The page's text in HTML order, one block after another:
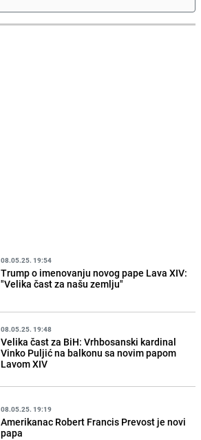
08.05.25. 19:54
Trump o imenovanju novog pape Lava XIV:
"Velika čast za našu zemlju"
08.05.25. 19:48
Velika čast za BiH: Vrhbosanski kardinal
Vinko Puljić na balkonu sa novim papom
Lavom XIV
08.05.25. 19:19
Amerikanac Robert Francis Prevost je novi
papa